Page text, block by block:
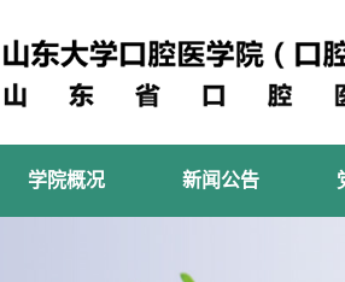
学院概况 新闻公告